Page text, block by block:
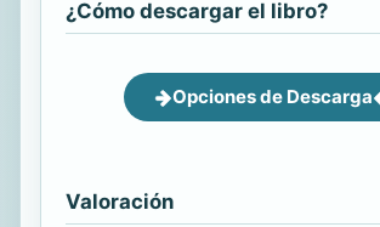
¿Cómo descargar el libro?
Opciones de Descarga
Valoración